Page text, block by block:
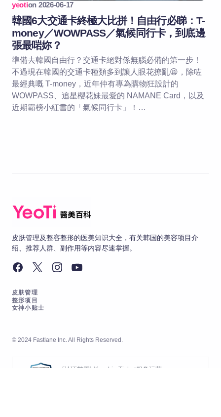
yeotion 2026-06-17
韓國6大交通卡終極大比拼！自由行必睇：T-
money／WOWPASS／氣候同行卡，到底邊
張最啱妳？
準備去韓國自由行？交通卡絕對係無腦必備的第一步！
不過現在韓國的交通卡種類多到讓人眼花撩亂😫，除咗
最經典嘅 T-money，近年仲有專為購物狂設計的
WOWPASS、追星櫻花妹最愛的 NAMANE Card，以及
近期霸榜小紅書的「氣候同行卡」！…
皮肤管理及整容整形的医美知识大全，有关韩国的美容项目介
绍、推荐人群、副作用等内容尽速掌握。
皮肤管理
整形项目
女神小贴士
© 2024 Fastlane Inc. All Rights Reserved.
[认证范围] Yeoshin Ticket服务运营